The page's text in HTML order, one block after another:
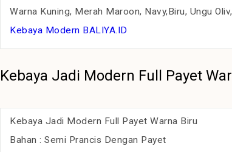
Warna Kuning, Merah Maroon, Navy,Biru, Ungu
Kebaya Modern BALIYA.ID
Kebaya Jadi Modern Full Payet
Kebaya Jadi Modern Full Payet Warna Biru
Bahan : Semi Prancis Dengan Payet